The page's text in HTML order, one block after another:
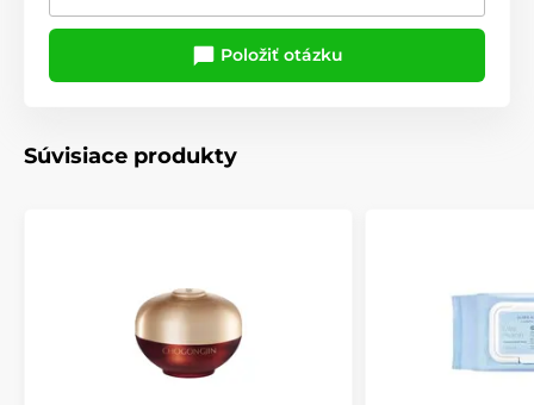
Položiť otázku
Súvisiace produkty